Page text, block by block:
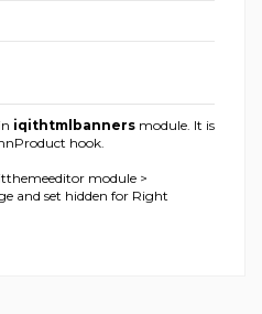
iqithtmlbanners module. It is
hook.
module >
and set hidden for Right